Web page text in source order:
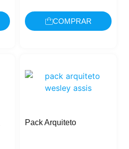
COMPRAR
Pack Arquiteto